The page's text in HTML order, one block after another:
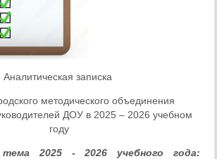
Аналитическая записка
методического объединения
ДОУ в 2025 – 2026 учебном
году
тема 2025 - 2026 учебного года: